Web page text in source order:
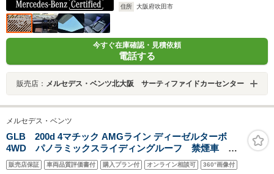
住所
大阪府吹田市
今すぐ在庫確認・見積依頼
電話する
販売店： メルセデス・ベンツ北大阪 サーティファイドカーセンター
メルセデス・ベンツ
GLB 200d 4マチック AMGライン ディーゼルターボ
4WD パノラミックスライディングルーフ 禁煙車 ハ
ーフレザーシート 3列シート 純正ナビ 地デジTV
360℃カメラ 前後ドラレコ ETC2.0 M付パワーシー
販売店保証 車両品質評価書付 購入プラン付 オンライン相談可 360°画像付